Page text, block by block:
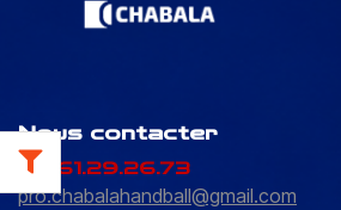
Nous contacter
05.61.29.26.73
pro.chabalahandball@gmail.com